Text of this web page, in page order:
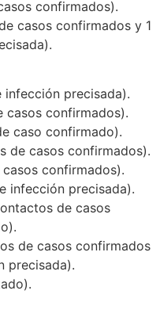
confirmados).
casos confirmados y 1
infección precisada).
casos confirmados).
caso confirmado).
de casos confirmados).
confirmados).
infección precisada).
de casos
de casos confirmados
precisada).